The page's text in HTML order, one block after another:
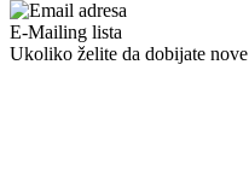
E-Mailing lista
Ukoliko želite da dobijate